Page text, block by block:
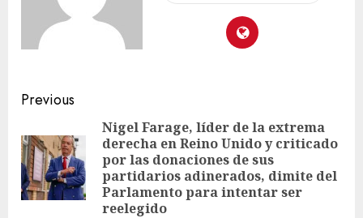
Previous
Nigel Farage, líder de la extrema
derecha en Reino Unido y criticado
por las donaciones de sus
partidarios adinerados, dimite del
Parlamento para intentar ser
reelegido